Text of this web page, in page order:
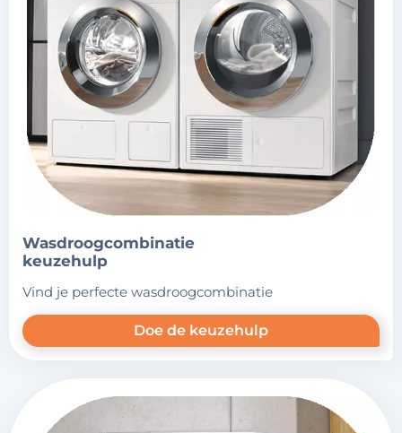
wasdroogcombinatie
keuzehulp
vind je perfecte wasdroogcombinatie
Doe de keuzehulp